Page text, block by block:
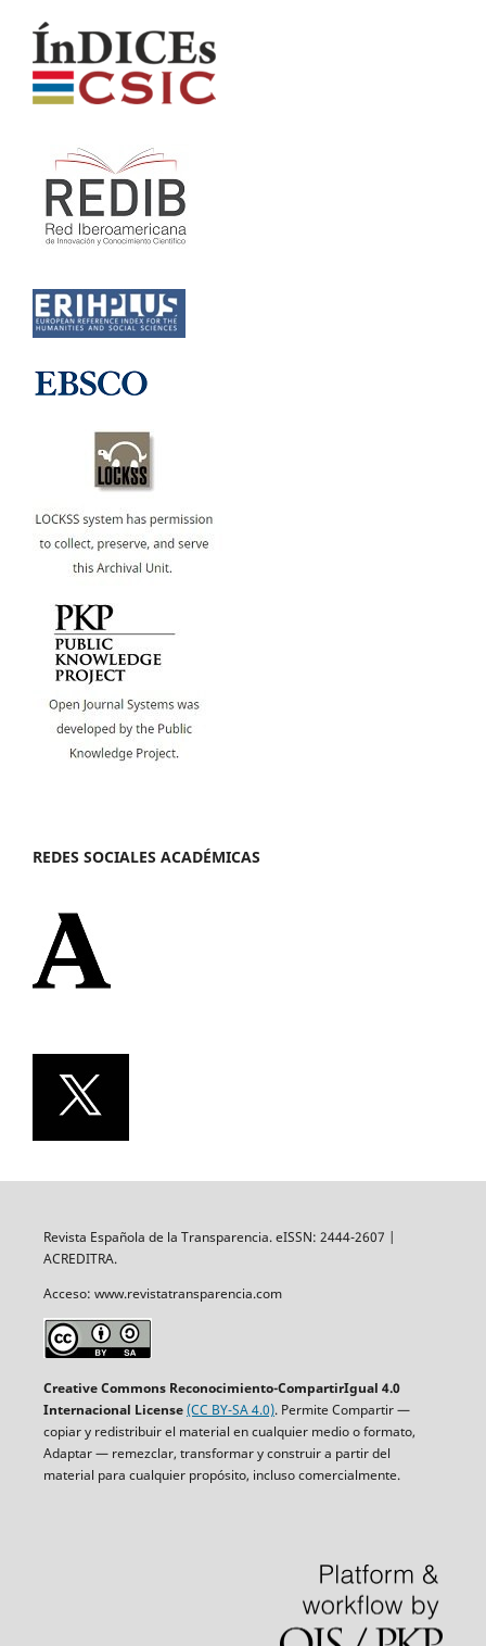
REDES SOCIALES ACADÉMICAS
Revista Española de la Transparencia. eISSN: 2444-2607 |
ACREDITRA.
Acceso: www.revistatransparencia.com
Creative Commons Reconocimiento-CompartirIgual 4.0
Internacional License(CC BY-SA 4.0). Permite Compartir —
copiar y redistribuir el material en cualquier medio o formato,
Adaptar — remezclar, transformar y construir a partir del
material para cualquier propósito, incluso comercialmente.